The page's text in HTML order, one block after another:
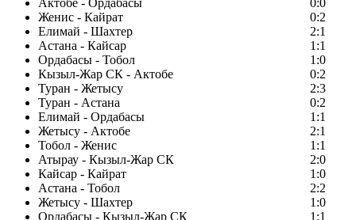
Актобе - Ордабасы
0:0
Женис - Кайрат
0:2
Елимай - Шахтер
2:1
Астана - Кайсар
1:1
Ордабасы - Тобол
1:0
Кызыл-Жар СК - Актобе
0:2
Туран - Жетысу
2:3
Туран - Астана
0:2
Елимай - Ордабасы
1:1
Жетысу - Актобе
2:1
Тобол - Женис
1:1
Атырау - Кызыл-Жар СК
2:0
Кайсар - Кайрат
1:0
Астана - Тобол
2:2
Жетысу - Шахтер
1:0
Ордабасы - Кызыл-Жар СК
1:1